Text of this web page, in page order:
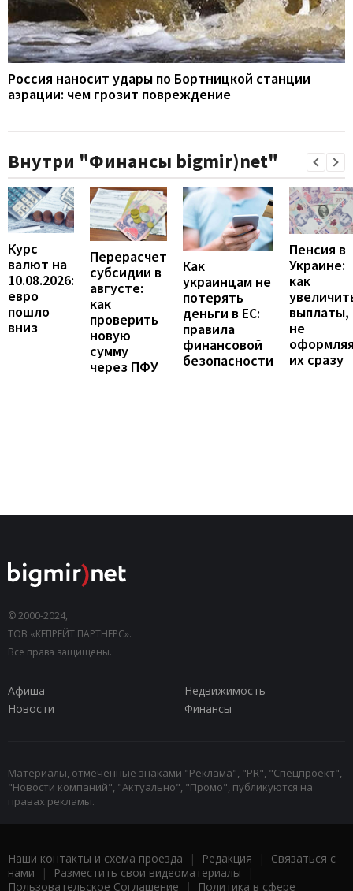
Россия наносит удары по Бортницкой станции
аэрации: чем грозит повреждение
Внутри "Финансы bigmir)net"
Курс
валют на
10.08.2026:
евро
пошло
вниз
Перерасчет
субсидии в
августе:
как
проверить
новую
сумму
через ПФУ
Как
украинцам не
потерять
деньги в ЕС:
правила
финансовой
безопасности
Пенсия в
Украине:
как
выплаты,
не
их сразу
© 2000-2024,
ТОВ «КЕПРЕЙТ ПАРТНЕРС».
Все права защищены.
Афиша
Недвижимость
Новости
Финансы
Материалы, отмеченные знаками "Реклама", "PR", "Спецпроект",
"Новости компаний", "Актуально", "Промо", публикуются на
правах рекламы.
Наши контакты и схема проезда | Редакция | Связаться с
нами | Разместить свои видеоматериалы |
Пользовательское Соглашение | Политика в сфере